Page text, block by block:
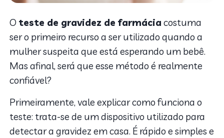
O teste de gravidez de farmácia costuma
ser o primeiro recurso a ser utilizado quando a
mulher suspeita que está esperando um bebê.
Mas afinal, será que esse método é realmente
confiável?
Primeiramente, vale explicar como funciona o
teste: trata-se de um dispositivo utilizado para
detectar a gravidez em casa. É rápido e simples e